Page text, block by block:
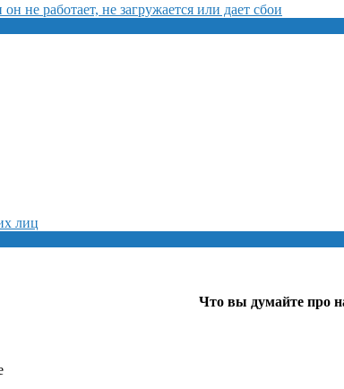
не работает, не загружается или дает сбои
лиц
Что вы думайте про